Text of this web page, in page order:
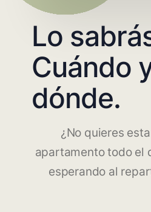
Lo
Cuándo
dónde.
¿No quieres
apartamento todo el
esperando al